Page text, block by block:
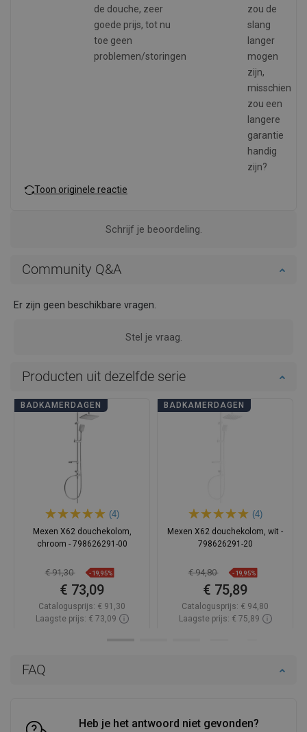
FAQ
Heb je het antwoord niet gevonden?
de douche, zeer
goede prijs, tot nu
toe geen
problemen/storingen
zou de
slang
langer
mogen
zijn,
misschien
zou een
langere
garantie
handig
zijn?
Toon originele reactie
Schrijf je beoordeling.
Community Q&A
Er zijn geen beschikbare vragen.
Stel je vraag.
Producten uit dezelfde serie
BADKAMERDAGEN
(4)
Mexen X62 douchekolom,
chroom - 798626291-00
€ 91,30 -19,95%
€ 73,09
Catalogusprijs: € 91,30
Laagste prijs: € 73,09
BADKAMERDAGEN
(4)
Mexen X62 douchekolom, wit -
798626291-20
€ 94,80 -19,95%
€ 75,89
Catalogusprijs: € 94,80
Laagste prijs: € 75,89